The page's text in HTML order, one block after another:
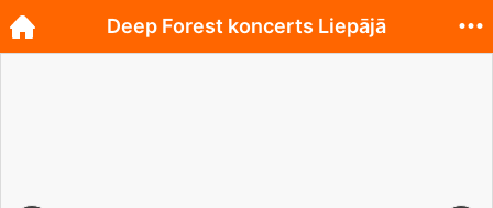
Deep Forest koncerts Liepājā